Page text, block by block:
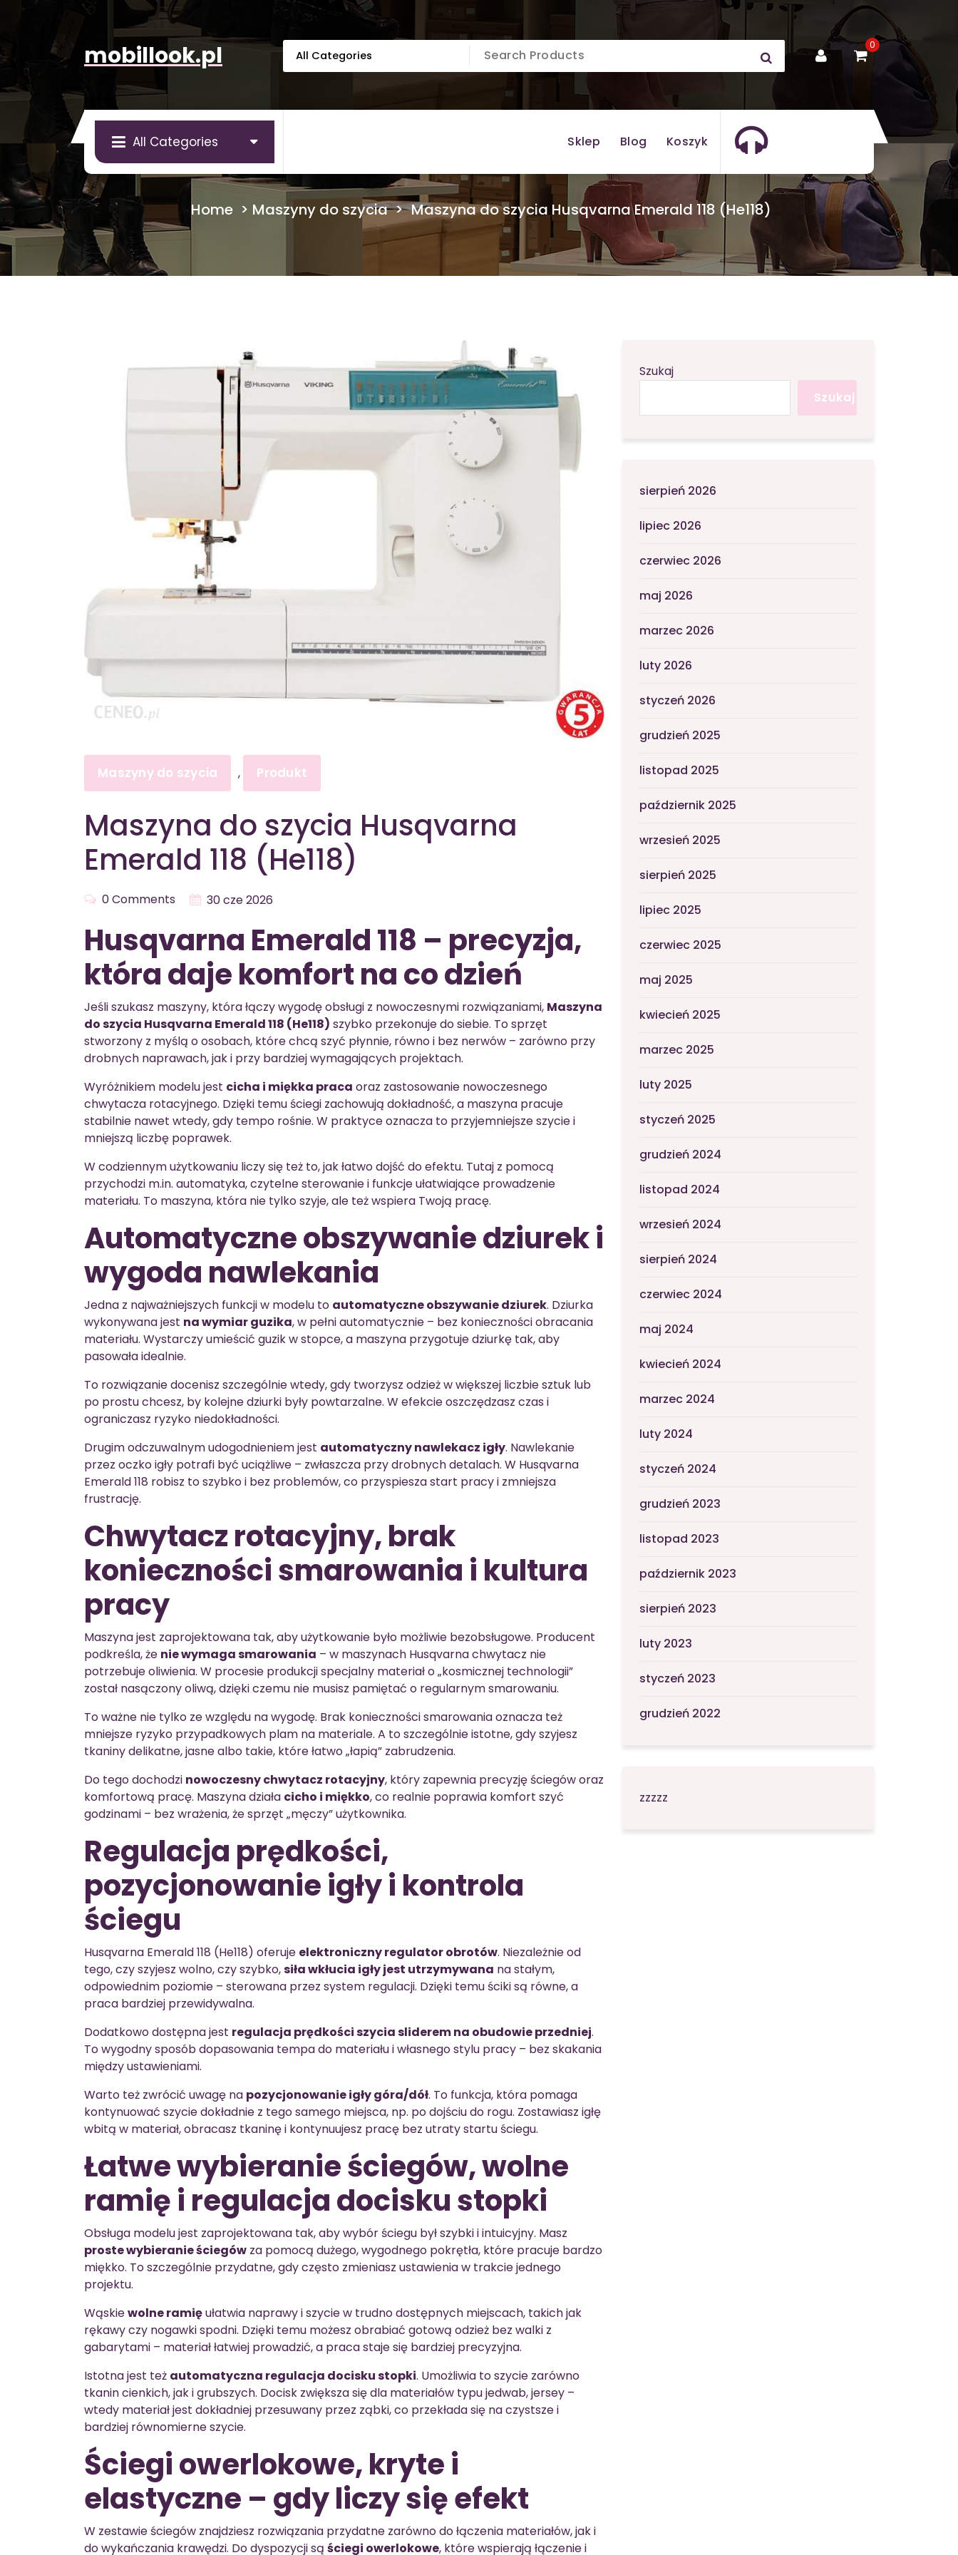
mobillook.pl 0
All Categories Sklep Blog Koszyk
Home > Maszyny do szycia> Maszyna do szycia Husqvarna Emerald 118 (He118)
Maszyny do szycia , Produkt
Maszyna do szycia Husqvarna
Emerald 118 (He118)
0 Comments 30 cze 2026
Husqvarna Emerald 118 – precyzja,
która daje komfort na co dzień
Jeśli szukasz maszyny, która łączy wygodę obsługi z nowoczesnymi rozwiązaniami, Maszyna
do szycia Husqvarna Emerald 118 (He118) szybko przekonuje do siebie. To sprzęt
stworzony z myślą o osobach, które chcą szyć płynnie, równo i bez nerwów – zarówno przy
drobnych naprawach, jak i przy bardziej wymagających projektach.
Wyróżnikiem modelu jest cicha i miękka praca oraz zastosowanie nowoczesnego
chwytacza rotacyjnego. Dzięki temu ściegi zachowują dokładność, a maszyna pracuje
stabilnie nawet wtedy, gdy tempo rośnie. W praktyce oznacza to przyjemniejsze szycie i
mniejszą liczbę poprawek.
W codziennym użytkowaniu liczy się też to, jak łatwo dojść do efektu. Tutaj z pomocą
przychodzi m.in. automatyka, czytelne sterowanie i funkcje ułatwiające prowadzenie
materiału. To maszyna, która nie tylko szyje, ale też wspiera Twoją pracę.
Automatyczne obszywanie dziurek i
wygoda nawlekania
Jedna z najważniejszych funkcji w modelu to automatyczne obszywanie dziurek. Dziurka
wykonywana jest na wymiar guzika, w pełni automatycznie – bez konieczności obracania
materiału. Wystarczy umieścić guzik w stopce, a maszyna przygotuje dziurkę tak, aby
pasowała idealnie.
To rozwiązanie docenisz szczególnie wtedy, gdy tworzysz odzież w większej liczbie sztuk lub
po prostu chcesz, by kolejne dziurki były powtarzalne. W efekcie oszczędzasz czas i
ograniczasz ryzyko niedokładności.
Drugim odczuwalnym udogodnieniem jest automatyczny nawlekacz igły. Nawlekanie
przez oczko igły potrafi być uciążliwe – zwłaszcza przy drobnych detalach. W Husqvarna
Emerald 118 robisz to szybko i bez problemów, co przyspiesza start pracy i zmniejsza
frustrację.
Chwytacz rotacyjny, brak
konieczności smarowania i kultura
pracy
Maszyna jest zaprojektowana tak, aby użytkowanie było możliwie bezobsługowe. Producent
podkreśla, że nie wymaga smarowania – w maszynach Husqvarna chwytacz nie
potrzebuje oliwienia. W procesie produkcji specjalny materiał o „kosmicznej technologii”
został nasączony oliwą, dzięki czemu nie musisz pamiętać o regularnym smarowaniu.
To ważne nie tylko ze względu na wygodę. Brak konieczności smarowania oznacza też
mniejsze ryzyko przypadkowych plam na materiale. A to szczególnie istotne, gdy szyjesz
tkaniny delikatne, jasne albo takie, które łatwo „łapią” zabrudzenia.
Do tego dochodzi nowoczesny chwytacz rotacyjny, który zapewnia precyzję ściegów oraz
komfortową pracę. Maszyna działa cicho i miękko, co realnie poprawia komfort szyć
godzinami – bez wrażenia, że sprzęt „męczy” użytkownika.
Regulacja prędkości,
pozycjonowanie igły i kontrola
ściegu
Husqvarna Emerald 118 (He118) oferuje elektroniczny regulator obrotów. Niezależnie od
tego, czy szyjesz wolno, czy szybko,siła wkłucia igły jest utrzymywana na stałym,
odpowiednim poziomie – sterowana przez system regulacji. Dzięki temu ściki są równe, a
praca bardziej przewidywalna.
Dodatkowo dostępna jest regulacja prędkości szycia sliderem na obudowie przedniej.
To wygodny sposób dopasowania tempa do materiału i własnego stylu pracy – bez skakania
między ustawieniami.
Warto też zwrócić uwagę na pozycjonowanie igły góra/dół. To funkcja, która pomaga
kontynuować szycie dokładnie z tego samego miejsca, np. po dojściu do rogu. Zostawiasz igłę
wbitą w materiał, obracasz tkaninę i kontynuujesz pracę bez utraty startu ściegu.
Łatwe wybieranie ściegów, wolne
ramię i regulacja docisku stopki
Obsługa modelu jest zaprojektowana tak, aby wybór ściegu był szybki i intuicyjny. Masz
proste wybieranie ściegów za pomocą dużego, wygodnego pokrętła, które pracuje bardzo
miękko. To szczególnie przydatne, gdy często zmieniasz ustawienia w trakcie jednego
projektu.
Wąskiewolne ramięułatwia naprawy i szycie w trudno dostępnych miejscach, takich jak
rękawy czy nogawki spodni. Dzięki temu możesz obrabiać gotową odzież bez walki z
gabarytami – materiał łatwiej prowadzić, a praca staje się bardziej precyzyjna.
Istotna jest też automatyczna regulacja docisku stopki. Umożliwia to szycie zarówno
tkanin cienkich, jak i grubszych. Docisk zwiększa się dla materiałów typu jedwab, jersey –
wtedy materiał jest dokładniej przesuwany przez ząbki, co przekłada się na czystsze i
bardziej równomierne szycie.
Ściegi owerlokowe, kryte i
elastyczne – gdy liczy się efekt
W zestawie ściegów znajdziesz rozwiązania przydatne zarówno do łączenia materiałów, jak i
do wykańczania krawędzi. Do dyspozycji są ściegi owerlokowe, które wspierają łączenie i
Szukaj
Szukaj
sierpień 2026
lipiec 2026
czerwiec 2026
maj 2026
marzec 2026
luty 2026
styczeń 2026
grudzień 2025
listopad 2025
październik 2025
wrzesień 2025
sierpień 2025
lipiec 2025
czerwiec 2025
maj 2025
kwiecień 2025
marzec 2025
luty 2025
styczeń 2025
grudzień 2024
listopad 2024
wrzesień 2024
sierpień 2024
czerwiec 2024
maj 2024
kwiecień 2024
marzec 2024
luty 2024
styczeń 2024
grudzień 2023
listopad 2023
październik 2023
sierpień 2023
luty 2023
styczeń 2023
grudzień 2022
zzzzz